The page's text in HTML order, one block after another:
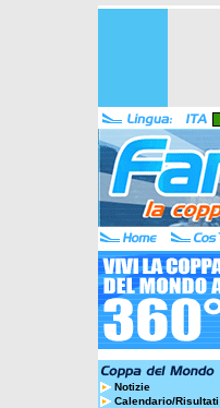
Notizie
Calendario/Risultati